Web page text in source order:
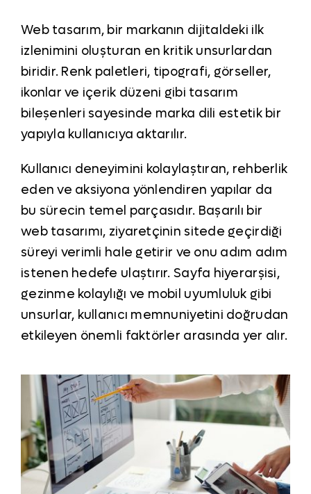
Web tasarım, bir markanın dijitaldeki ilk
izlenimini oluşturan en kritik unsurlardan
biridir. Renk paletleri, tipografi, görseller,
ikonlar ve içerik düzeni gibi tasarım
bileşenleri sayesinde marka dili estetik bir
yapıyla kullanıcıya aktarılır.
Kullanıcı deneyimini kolaylaştıran, rehberlik
eden ve aksiyona yönlendiren yapılar da
bu sürecin temel parçasıdır. Başarılı bir
web tasarımı, ziyaretçinin sitede geçirdiği
süreyi verimli hale getirir ve onu adım adım
istenen hedefe ulaştırır. Sayfa hiyerarşisi,
gezinme kolaylığı ve mobil uyumluluk gibi
unsurlar, kullanıcı memnuniyetini doğrudan
etkileyen önemli faktörler arasında yer alır.